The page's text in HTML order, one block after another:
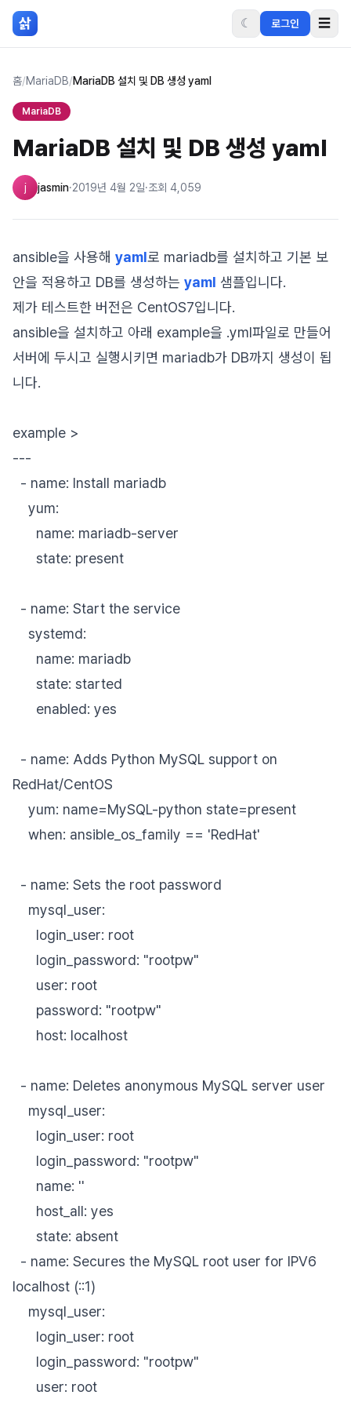
본문 바로가기
삵 ☾ 로그인 ☰
홈/MariaDB/MariaDB 설치 및 DB 생성 yaml
MariaDB
MariaDB 설치 및 DB 생성 yaml
j jasmin·2019년 4월 2일·조회 4,059
ansible을 사용해 yaml로 mariadb를 설치하고 기본 보
안을 적용하고 DB를 생성하는 yaml 샘플입니다.
제가 테스트한 버전은 CentOS7입니다.
ansible을 설치하고 아래 example을 .yml파일로 만들어
서버에 두시고 실행시키면 mariadb가 DB까지 생성이 됩
니다.
example >
---
- name: Install mariadb
yum:
name: mariadb-server
state: present
- name: Start the service
systemd:
name: mariadb
state: started
enabled: yes
- name: Adds Python MySQL support on
RedHat/CentOS
yum: name=MySQL-python state=present
when: ansible_os_family == 'RedHat'
- name: Sets the root password
mysql_user:
login_user: root
login_password: "rootpw"
user: root
password: "rootpw"
host: localhost
- name: Deletes anonymous MySQL server user
mysql_user:
login_user: root
login_password: "rootpw"
name: ''
host_all: yes
state: absent
- name: Secures the MySQL root user for IPV6
localhost (::1)
mysql_user:
login_user: root
login_password: "rootpw"
user: root